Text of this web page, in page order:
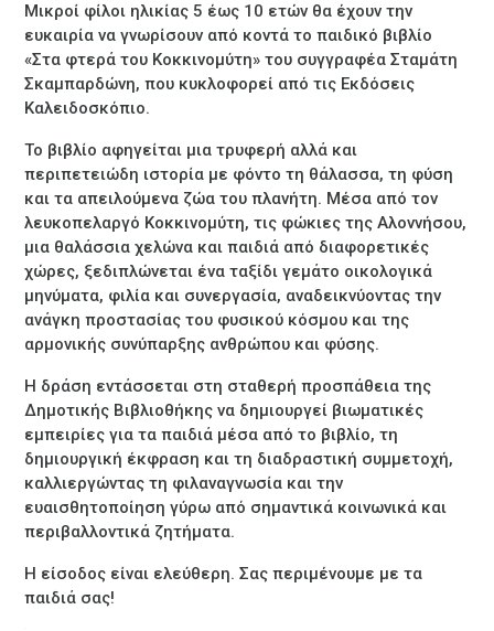
Μικροί φίλοι ηλικίας 5 έως 10 ετών θα έχουν την
ευκαιρία να γνωρίσουν από κοντά το παιδικό βιβλίο
«Στα φτερά του Κοκκινομύτη» του συγγραφέα Σταμάτη
Σκαμπαρδώνη, που κυκλοφορεί από τις Εκδόσεις
Καλειδοσκόπιο.
Το βιβλίο αφηγείται μια τρυφερή αλλά και
περιπετειώδη ιστορία με φόντο τη θάλασσα, τη φύση
και τα απειλούμενα ζώα του πλανήτη. Μέσα από τον
λευκοπελαργό Κοκκινομύτη, τις φώκιες της Αλοννήσου,
μια θαλάσσια χελώνα και παιδιά από διαφορετικές
χώρες, ξεδιπλώνεται ένα ταξίδι γεμάτο οικολογικά
μηνύματα, φιλία και συνεργασία, αναδεικνύοντας την
ανάγκη προστασίας του φυσικού κόσμου και της
αρμονικής συνύπαρξης ανθρώπου και φύσης.
Η δράση εντάσσεται στη σταθερή προσπάθεια της
Δημοτικής Βιβλιοθήκης να δημιουργεί βιωματικές
εμπειρίες για τα παιδιά μέσα από το βιβλίο, τη
δημιουργική έκφραση και τη διαδραστική συμμετοχή,
καλλιεργώντας τη φιλαναγνωσία και την
ευαισθητοποίηση γύρω από σημαντικά κοινωνικά και
περιβαλλοντικά ζητήματα.
Η είσοδος είναι ελεύθερη. Σας περιμένουμε με τα
παιδιά σας!